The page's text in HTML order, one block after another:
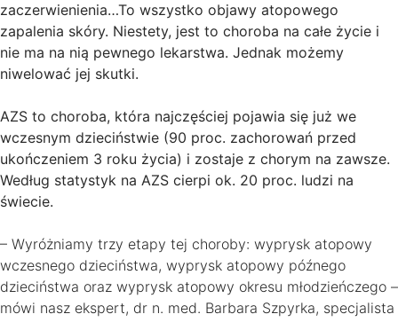
zaczerwienienia…To wszystko objawy atopowego
zapalenia skóry. Niestety, jest to choroba na całe życie i
nie ma na nią pewnego lekarstwa. Jednak możemy
niwelować jej skutki.
AZS to choroba, która najczęściej pojawia się już we
wczesnym dzieciństwie (90 proc. zachorowań przed
ukończeniem 3 roku życia) i zostaje z chorym na zawsze.
Według statystyk na AZS cierpi ok. 20 proc. ludzi na
świecie.
– Wyróżniamy trzy etapy tej choroby: wyprysk atopowy
wczesnego dzieciństwa, wyprysk atopowy późnego
dzieciństwa oraz wyprysk atopowy okresu młodzieńczego –
mówi nasz ekspert, dr n. med. Barbara Szpyrka, specjalista